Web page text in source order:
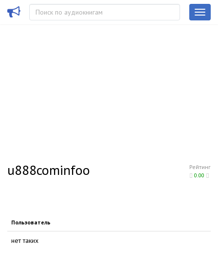
Рейтинг
0.00
u888cominfoo
Пользователь
нет таких